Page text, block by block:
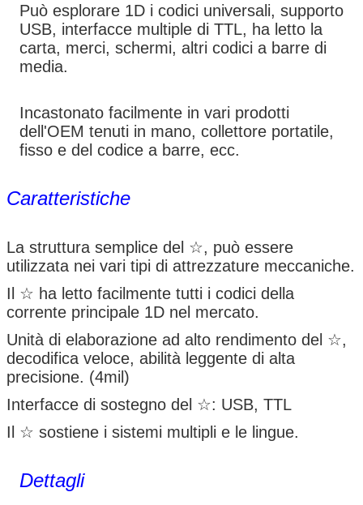
Può esplorare 1D i codici universali, supporto
USB, interfacce multiple di TTL, ha letto la
carta, merci, schermi, altri codici a barre di
media.
Incastonato facilmente in vari prodotti
dell'OEM tenuti in mano, collettore portatile,
fisso e del codice a barre, ecc.
Caratteristiche
La struttura semplice del ☆, può essere
utilizzata nei vari tipi di attrezzature meccaniche.
Il ☆ ha letto facilmente tutti i codici della
corrente principale 1D nel mercato.
Unità di elaborazione ad alto rendimento del ☆,
decodifica veloce, abilità leggente di alta
precisione. (4mil)
Interfacce di sostegno del ☆: USB, TTL
Il ☆ sostiene i sistemi multipli e le lingue.
Dettagli